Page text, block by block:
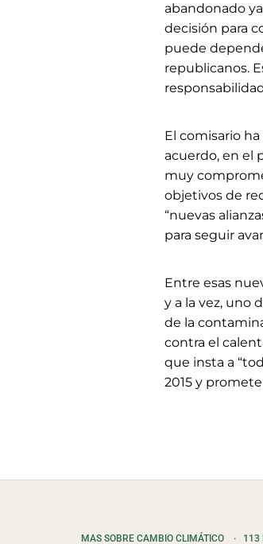
abandonado
decisión para
puede
republicanos.
El comisario
acuerdo, en el
muy
objetivos de
“nuevas
para seguir
Entre esas
y a la vez, uno
de la
contra el
que insta a
2015 y
MAS SOBRE CAMBIO CLIMÁTICO · 113